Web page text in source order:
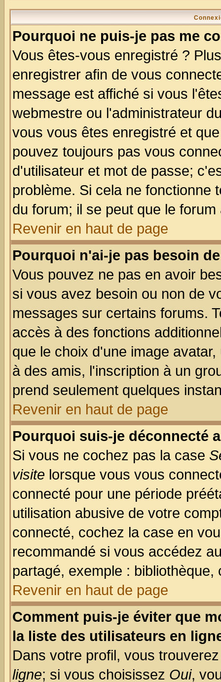
Pourquoi ne puis-je pas me
Vous êtes-vous enregistré ?
enregistrer afin de vous
message est affiché si vous
webmestre ou l'administrateur
vous vous êtes enregistré et
pouvez toujours pas vous
d'utilisateur et mot de passe;
problème. Si cela ne fonctionne
du forum; il se peut que le
Revenir en haut de page
Pourquoi n'ai-je pas besoin
Vous pouvez ne pas en avoir
si vous avez besoin ou non de
messages sur certains forums.
accès à des fonctions
que le choix d'une image
à des amis, l'inscription à un
prend seulement quelques
Revenir en haut de page
Pourquoi suis-je déconnecté
Si vous ne cochez pas la case
visite lorsque vous vous
connecté pour une période
utilisation abusive de votre
connecté, cochez la case en
recommandé si vous accédez
partagé, exemple :
Revenir en haut de page
Comment puis-je éviter que
la liste des utilisateurs en
Dans votre profil, vous
ligne; si vous choisissez Oui,